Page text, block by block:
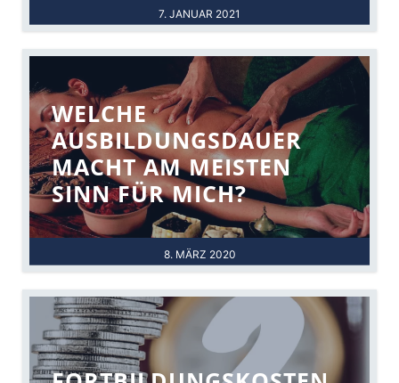
7. JANUAR 2021
8. MÄRZ 2020
WELCHE
AUSBILDUNGSDAUER
MACHT AM MEISTEN
SINN FÜR MICH?